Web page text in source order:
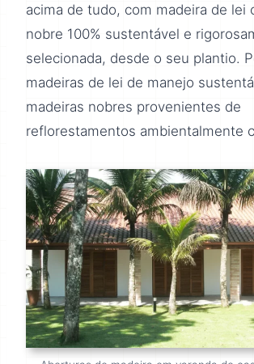
acima de tudo, com madeira de lei
nobre 100% sustentável e
selecionada, desde o seu plantio.
madeiras de lei de manejo
madeiras nobres provenientes de
reflorestamentos ambientalmente